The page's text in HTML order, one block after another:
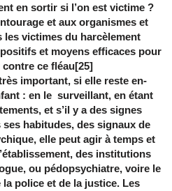
en sortir si l’on est victime ?
et aux organismes et
victimes du harcèlement
et moyens efficaces pour
ce fléau[25]
important, si elle reste en
: en le surveillant, en étant
et s’il y a des signes
habitudes, des signaux de
elle peut agir à temps et
des institutions
ou pédopsychiatre, voire le
police et de la justice. Les